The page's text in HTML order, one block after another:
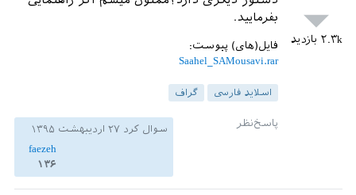
۲.۳k بازدید
بفرمایید.
فایل(های) پیوست:
Saahel_SAMousavi.rar
اسلاید فارسی گراف
سوال کرد ۲۷ اردیبهشت ۱۳۹۵
faezeh
۱۳۶